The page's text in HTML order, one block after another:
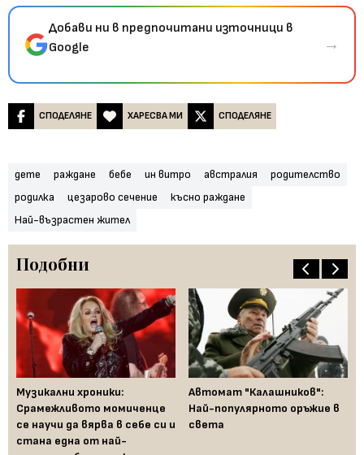
Добави ни в предпочитани източници в
Google
→
СПОДЕЛЯНЕ ХАРЕСВА МИ СПОДЕЛЯНЕ
дете раждане бебе ин витро австралия
родителство
родилка
цезарово сечение
късно раждане
Най-възрастен жител
Подобни
Музикални хроники:
Срамежливото момиченце
се научи да вярва в себе си и
стана една от най-
Автомат "Калашников":
Най-популярното оръжие в
света